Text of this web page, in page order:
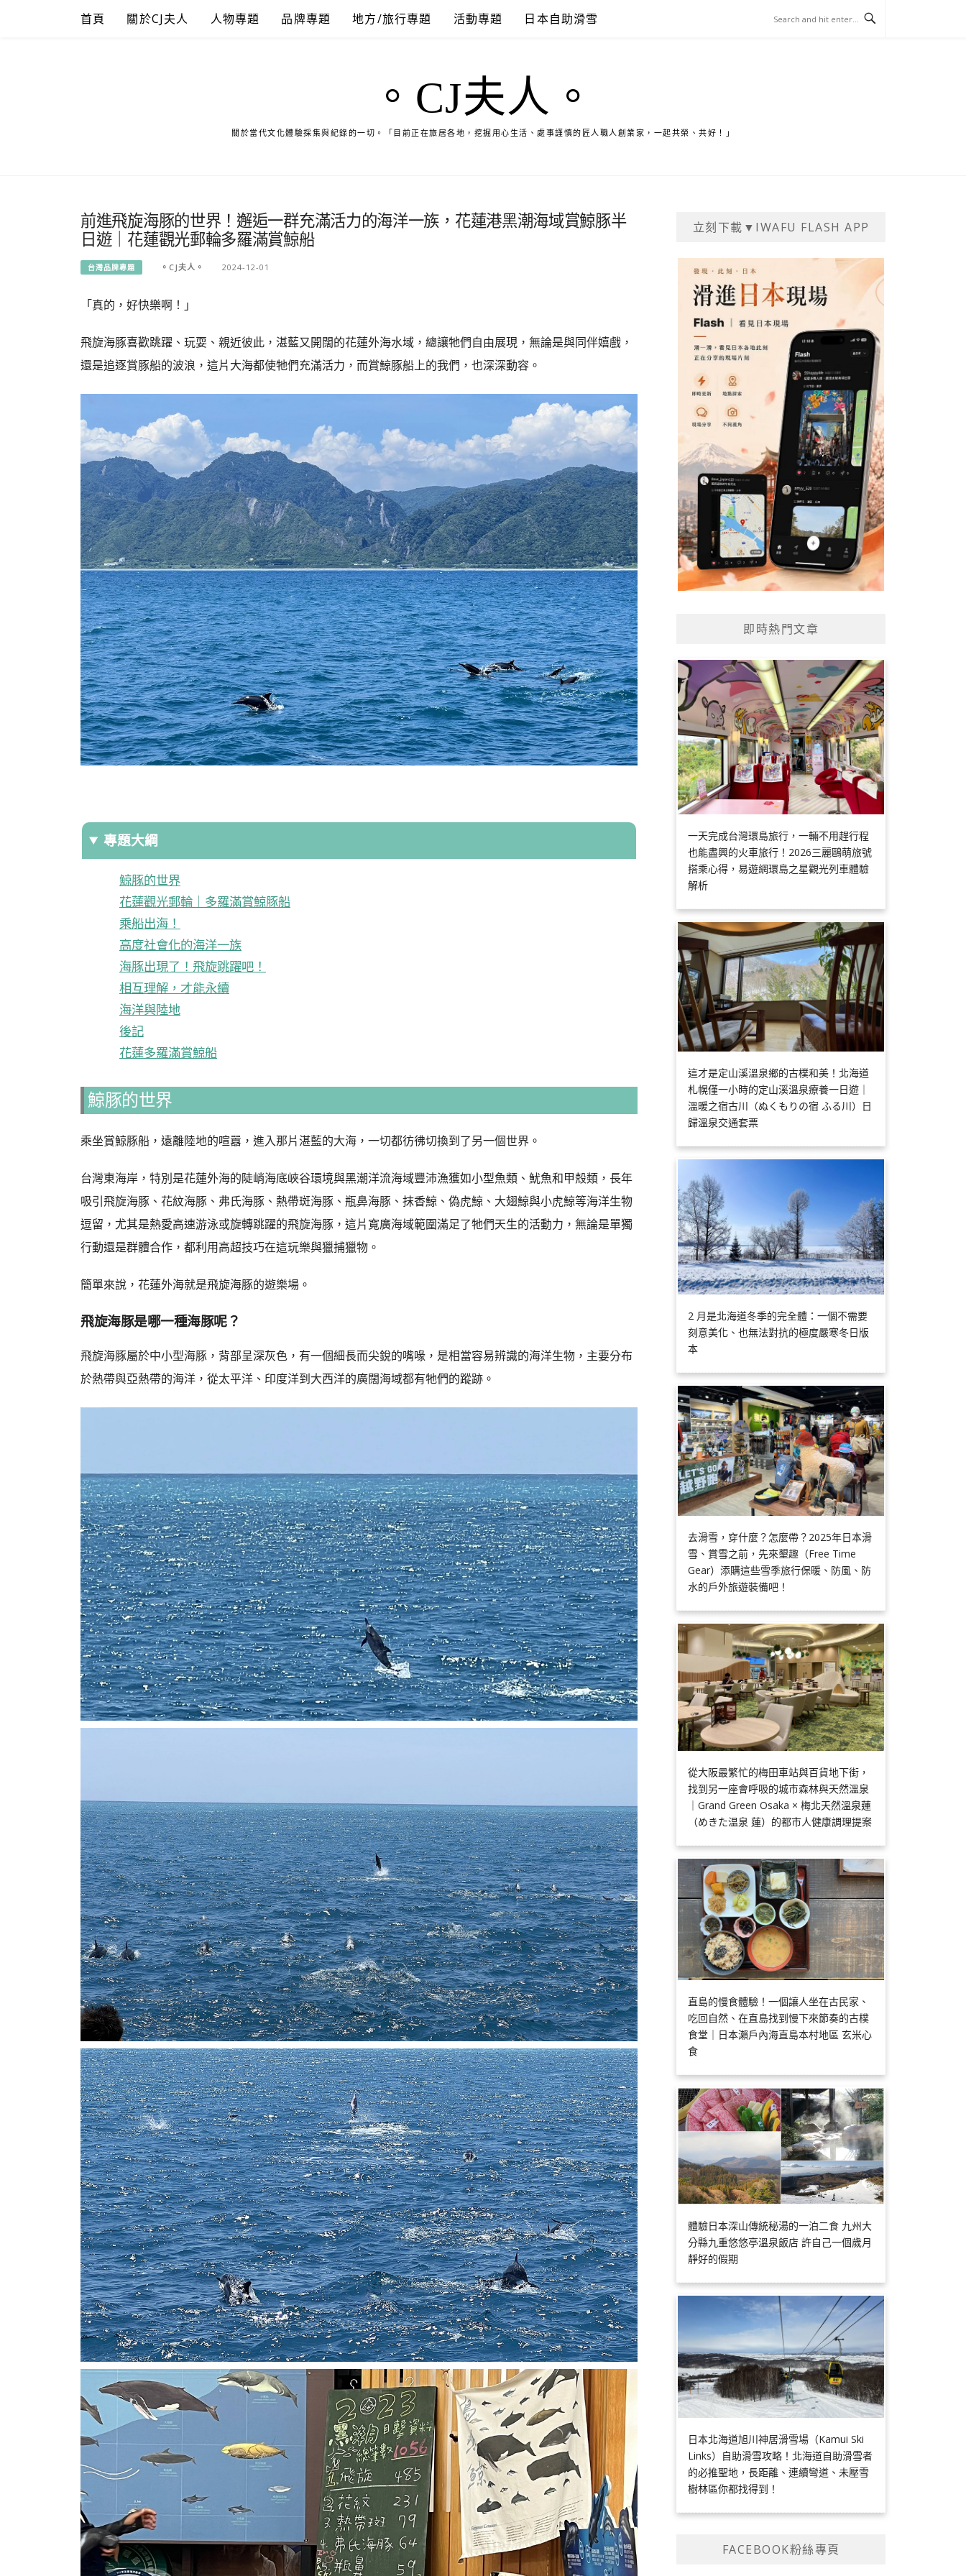
首頁 關於CJ夫人 人物專題 品牌專題 地方/旅行專題 活動專題 日本自助滑雪
。CJ夫人。
關於當代文化體驗採集與紀錄的一切。「目前正在旅居各地，挖掘用心生活、處事謹慎的匠人職人創業家，一起共榮、共好！」
前進飛旋海豚的世界！邂逅一群充滿活力的海洋一族，花蓮港黑潮海域賞鯨豚半
日遊｜花蓮觀光郵輪多羅滿賞鯨船
台灣品牌專題 。CJ夫人。 2024-12-01
「真的，好快樂啊！」
飛旋海豚喜歡跳躍、玩耍、親近彼此，湛藍又開闊的花蓮外海水域，總讓牠們自由展現，無論是與同伴嬉戲，
還是追逐賞豚船的波浪，這片大海都使牠們充滿活力，而賞鯨豚船上的我們，也深深動容。
專題大綱
鯨豚的世界
花蓮觀光郵輪｜多羅滿賞鯨豚船
乘船出海！
高度社會化的海洋一族
海豚出現了！飛旋跳躍吧！
相互理解，才能永續
海洋與陸地
後記
花蓮多羅滿賞鯨船
鯨豚的世界
乘坐賞鯨豚船，遠離陸地的喧囂，進入那片湛藍的大海，一切都彷彿切換到了另一個世界。
台灣東海岸，特別是花蓮外海的陡峭海底峽谷環境與黑潮洋流海域豐沛漁獲如小型魚類、魷魚和甲殼類，長年
吸引飛旋海豚、花紋海豚、弗氏海豚、熱帶斑海豚、瓶鼻海豚、抹香鯨、偽虎鯨、大翅鯨與小虎鯨等海洋生物
逗留，尤其是熱愛高速游泳或旋轉跳躍的飛旋海豚，這片寬廣海域範圍滿足了牠們天生的活動力，無論是單獨
行動還是群體合作，都利用高超技巧在這玩樂與獵捕獵物。
簡單來說，花蓮外海就是飛旋海豚的遊樂場。
飛旋海豚是哪一種海豚呢？
飛旋海豚屬於中小型海豚，背部呈深灰色，有一個細長而尖銳的嘴喙，是相當容易辨識的海洋生物，主要分布
於熱帶與亞熱帶的海洋，從太平洋、印度洋到大西洋的廣闊海域都有牠們的蹤跡。
立刻下載▼IWAFU FLASH APP
即時熱門文章
一天完成台灣環島旅行，一輛不用趕行程
也能盡興的火車旅行！2026三麗鷗萌旅號
搭乘心得，易遊網環島之星觀光列車體驗
解析
這才是定山溪溫泉鄉的古樸和美！北海道
札幌僅一小時的定山溪溫泉療養一日遊｜
溫暖之宿古川（ぬくもりの宿 ふる川）日
歸溫泉交通套票
2 月是北海道冬季的完全體：一個不需要
刻意美化、也無法對抗的極度嚴寒冬日版
本
去滑雪，穿什麼？怎麼帶？2025年日本滑
雪、賞雪之前，先來墾趣（Free Time
Gear）添購這些雪季旅行保暖、防風、防
水的戶外旅遊裝備吧！
從大阪最繁忙的梅田車站與百貨地下街，
找到另一座會呼吸的城市森林與天然溫泉
｜Grand Green Osaka × 梅北天然溫泉蓮
（めきた温泉 蓮）的都市人健康調理提案
直島的慢食體驗！一個讓人坐在古民家、
吃回自然、在直島找到慢下來節奏的古樸
食堂｜日本瀨戶內海直島本村地區 玄米心
食
體驗日本深山傳統秘湯的一泊二食 九州大
分縣九重悠悠亭溫泉飯店 許自己一個歲月
靜好的假期
日本北海道旭川神居滑雪場（Kamui Ski
Links）自助滑雪攻略！北海道自助滑雪者
的必推聖地，長距離、連續彎道、未壓雪
樹林區你都找得到！
FACEBOOK粉絲專頁